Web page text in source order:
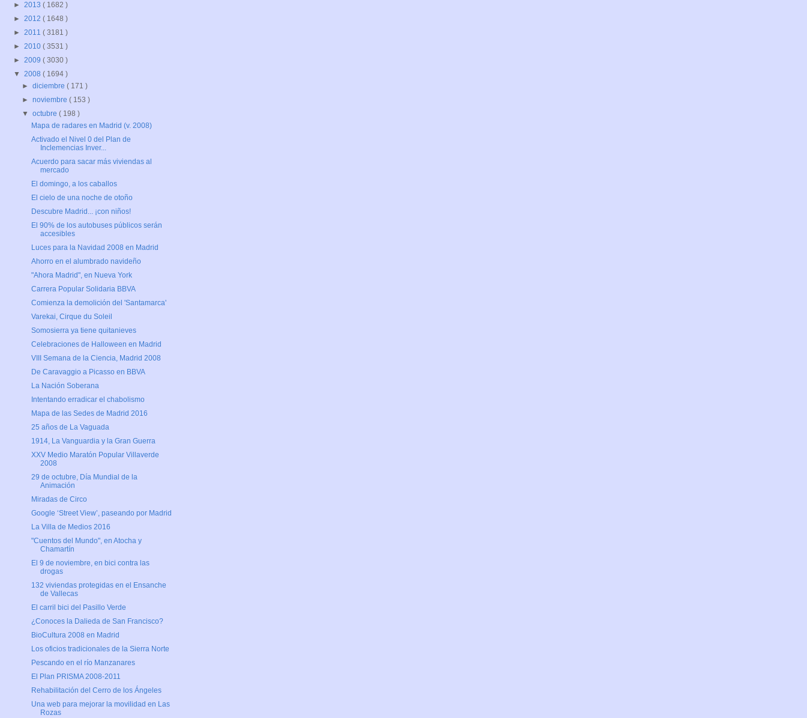
► 2013 ( 1682 )
► 2012 ( 1648 )
► 2011 ( 3181 )
► 2010 ( 3531 )
► 2009 ( 3030 )
▼ 2008 ( 1694 )
►diciembre( 171 )
►noviembre( 153 )
▼octubre( 198 )
Mapa de radares en Madrid (v. 2008)
Activado el Nivel 0 del Plan de
Inclemencias Inver...
Acuerdo para sacar más viviendas al
mercado
El domingo, a los caballos
El cielo de una noche de otoño
Descubre Madrid... ¡con niños!
El 90% de los autobuses públicos serán
accesibles
Luces para la Navidad 2008 en Madrid
Ahorro en el alumbrado navideño
"Ahora Madrid", en Nueva York
Carrera Popular Solidaria BBVA
Comienza la demolición del 'Santamarca'
Varekai, Cirque du Soleil
Somosierra ya tiene quitanieves
Celebraciones de Halloween en Madrid
VIII Semana de la Ciencia, Madrid 2008
De Caravaggio a Picasso en BBVA
La Nación Soberana
Intentando erradicar el chabolismo
Mapa de las Sedes de Madrid 2016
25 años de La Vaguada
1914, La Vanguardia y la Gran Guerra
XXV Medio Maratón Popular Villaverde
2008
29 de octubre, Día Mundial de la
Animación
Miradas de Circo
Google ‘Street View’, paseando por Madrid
La Villa de Medios 2016
"Cuentos del Mundo", en Atocha y
Chamartín
El 9 de noviembre, en bici contra las
drogas
132 viviendas protegidas en el Ensanche
de Vallecas
El carril bici del Pasillo Verde
¿Conoces la Dalieda de San Francisco?
BioCultura 2008 en Madrid
Los oficios tradicionales de la Sierra Norte
Pescando en el río Manzanares
El Plan PRISMA 2008-2011
Rehabilitación del Cerro de los Ángeles
Una web para mejorar la movilidad en Las
Rozas